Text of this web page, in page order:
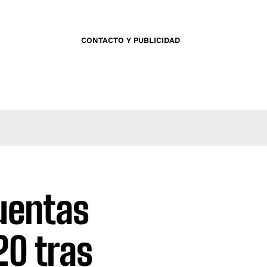
CONTACTO Y PUBLICIDAD
tras